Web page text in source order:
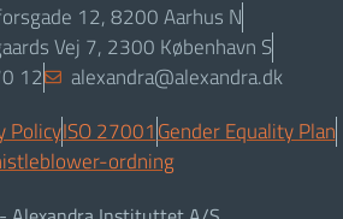
12, 8200 Aarhus N
Vej 7, 2300 København S
12
alexandra@alexandra.dk
PolicyISO 27001Gender Equality Plan
ordning